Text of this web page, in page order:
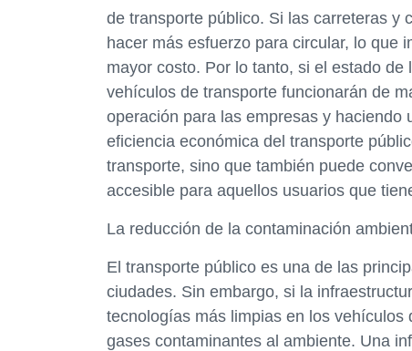
de transporte público. Si las carreteras y
hacer más esfuerzo para circular, lo que
mayor costo. Por lo tanto, si el estado
vehículos de transporte funcionarán de
operación para las empresas y
eficiencia económica del transporte
transporte, sino que también puede
accesible para aquellos usuarios que
La reducción de la contaminación
El transporte público es una de las
ciudades. Sin embargo, si la
tecnologías más limpias en los
gases contaminantes al ambiente. Una